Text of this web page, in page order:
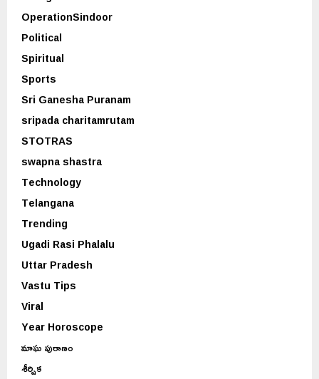
OperationSindoor
Political
Spiritual
Sports
Sri Ganesha Puranam
sripada charitamrutam
STOTRAS
swapna shastra
Technology
Telangana
Trending
Ugadi Rasi Phalalu
Uttar Pradesh
Vastu Tips
Viral
Year Horoscope
మాఘ పురాణం
శీర్షిక